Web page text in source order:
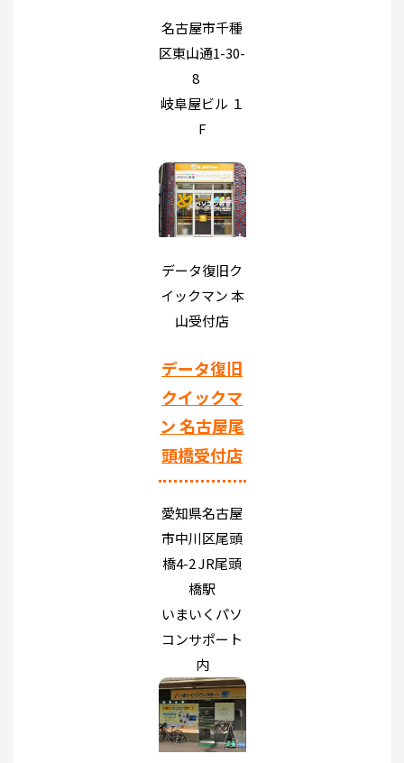
名古屋市千種
区東山通1-30-
8
岐阜屋ビル １
F
データ復旧ク
イックマン 本
山受付店
データ復旧
クイックマ
ン 名古屋尾
頭橋受付店
愛知県名古屋
市中川区尾頭
橋4-2 JR尾頭
橋駅
いまいくパソ
コンサポート
内